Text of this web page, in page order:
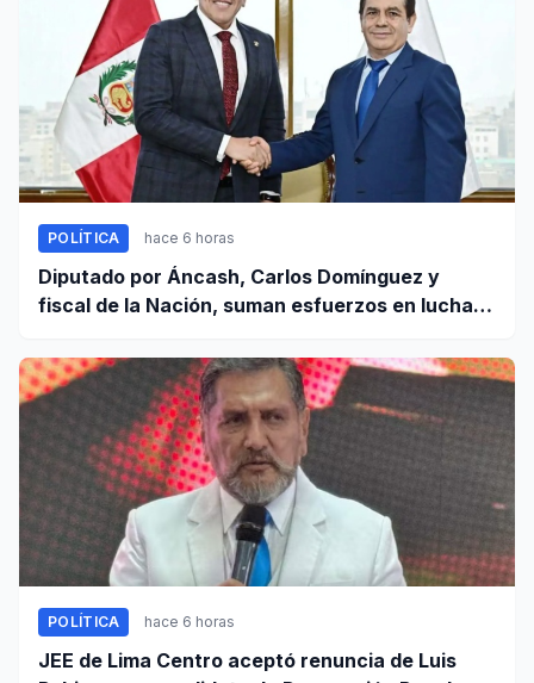
POLÍTICA hace 6 horas
Diputado por Áncash, Carlos Domínguez y
fiscal de la Nación, suman esfuerzos en lucha
POLÍTICA hace 6 horas
JEE de Lima Centro aceptó renuncia de Luis